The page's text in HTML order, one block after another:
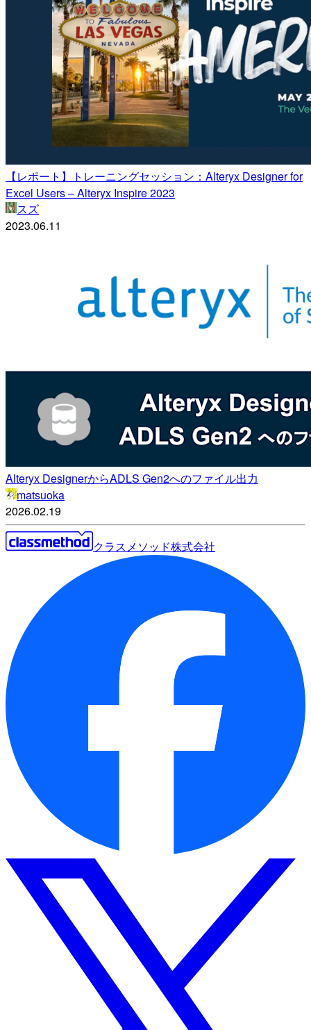
【レポート】トレーニングセッション：Alteryx Designer for
Excel Users – Alteryx Inspire 2023
スズ
2023.06.11
Alteryx DesignerからADLS Gen2へのファイル出力
matsuoka
2026.02.19
クラスメソッド株式会社